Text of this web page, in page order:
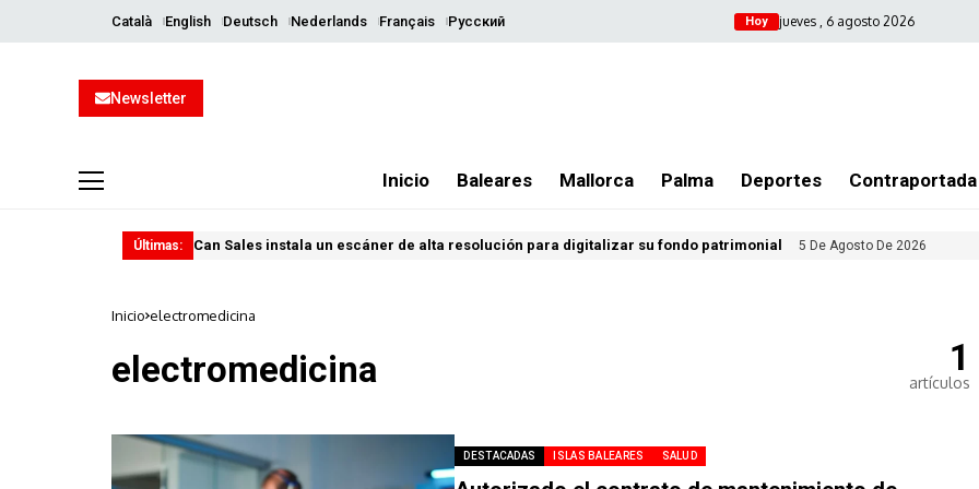
Català English Deutsch Nederlands Français Русский Hoy jueves , 6 agosto 2026
Newsletter
Inicio Baleares Mallorca Palma Deportes Contraportada
Últimas: Can Sales instala un escáner de alta resolución para digitalizar su fondo patrimonial 5 De Agosto De 2026
Inicio electromedicina
electromedicina 1
artículos
DESTACADAS ISLAS BALEARES SALUD